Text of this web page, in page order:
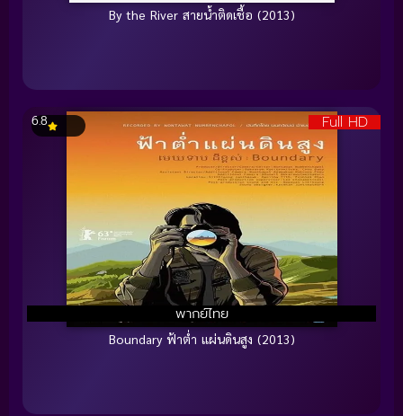
By the River สายน้ำติดเชื้อ (2013)
Full HD
พากย์ไทย
6.8
Boundary ฟ้าต่ำ แผ่นดินสูง (2013)